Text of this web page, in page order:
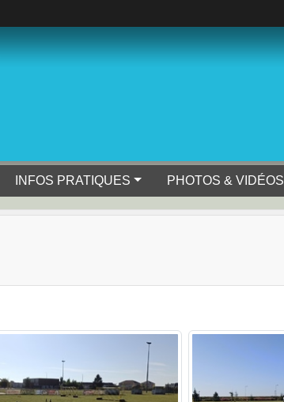
INFOS PRATIQUES PHOTOS & VIDÉOS